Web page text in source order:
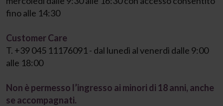
fino alle 14:30
Customer Care
T. +39 045 11176091 - dal lunedì al venerdì dalle 9:00
alle 18:00
Non è permesso l’ingresso ai minori di 18 anni, anche
se accompagnati.